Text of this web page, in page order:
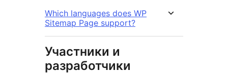
Which languages does WP
Sitemap Page support?
Участники и
разработчики